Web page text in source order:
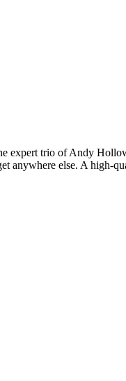
expert trio of Andy
anywhere else. A high-